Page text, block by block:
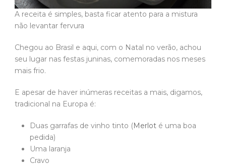
A receita é simples, basta ficar atento para a mistura
não levantar fervura
Chegou ao Brasil e aqui, com o Natal no verão, achou
seu lugar nas festas juninas, comemoradas nos meses
mais frio.
E apesar de haver inúmeras receitas a mais, digamos,
tradicional na Europa é:
Duas garrafas de vinho tinto (Merlot é uma boa
pedida)
Uma laranja
Cravo